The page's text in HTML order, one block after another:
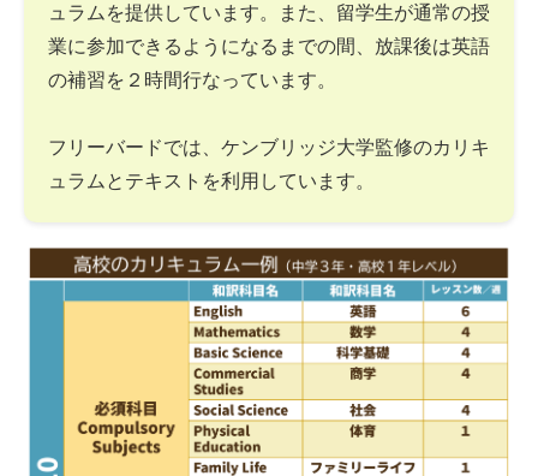
ュラムを提供しています。また、留学生が通常の授
業に参加できるようになるまでの間、放課後は英語
の補習を２時間行なっています。
フリーバードでは、ケンブリッジ大学監修のカリキ
ュラムとテキストを利用しています。